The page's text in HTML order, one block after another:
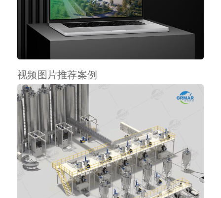
视频图片推荐案例